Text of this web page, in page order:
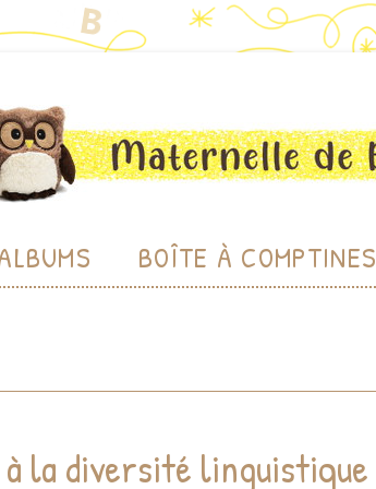
BOÎTE À COMPTINES
la diversité linguistique